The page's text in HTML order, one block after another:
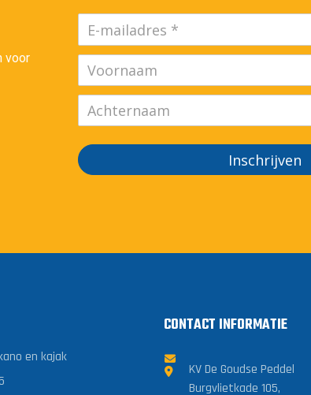
voor
Inschrijven
en kajak
CONTACT INFORMATIE
KV De Goudse Peddel
Burgvlietkade 105,